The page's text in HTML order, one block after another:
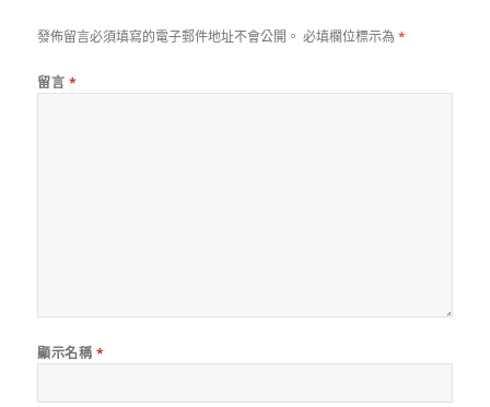
發佈留言必須填寫的電子郵件地址不會公開。 必填欄位標示為*
留言 *
顯示名稱 *